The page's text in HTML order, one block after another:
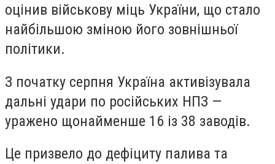
оцінив військову міць України, що стало
найбільшою зміною його зовнішньої
політики.
З початку серпня Україна активізувала
дальні удари по російських НПЗ —
уражено щонайменше 16 із 38 заводів.
Це призвело до дефіциту палива та